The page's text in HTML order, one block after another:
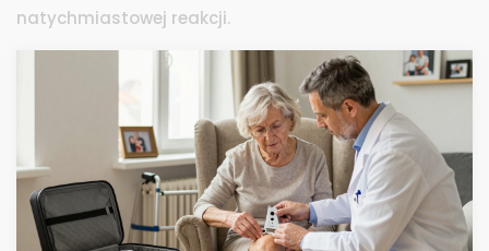
natychmiastowej reakcji.